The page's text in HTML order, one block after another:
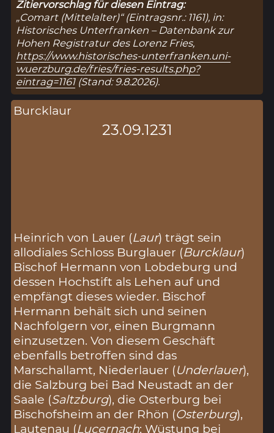
Zitiervorschlag für diesen Eintrag:
„Comart (Mittelalter)“ (Eintragsnr.: 1161), in:
Historisches Unterfranken – Datenbank zur
Hohen Registratur des Lorenz Fries,
https://www.historisches-unterfranken.uni-
wuerzburg.de/fries/fries-results.php?
eintrag=1161(Stand: 9.8.2026).
Burcklaur
23.09.1231
Heinrich von Lauer (Laur) trägt sein
allodiales Schloss Burglauer (Burcklaur)
Bischof Hermann von Lobdeburg und
dessen Hochstift als Lehen auf und
empfängt dieses wieder. Bischof
Hermann behält sich und seinen
Nachfolgern vor, einen Burgmann
einzusetzen. Von diesem Geschäft
ebenfalls betroffen sind das
Marschallamt, Niederlauer (Underlauer),
die Salzburg bei Bad Neustadt an der
Saale (Saltzburg), die Osterburg bei
Bischofsheim an der Rhön (Osterburg),
Lautenau (Lucernach; Wüstung bei